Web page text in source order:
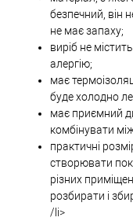
безпечний, він
не має запаху;
виріб не
алергію;
має
буде холодно
має приємний
комбінувати
практичні
створювати
різних
розбирати і
/li>